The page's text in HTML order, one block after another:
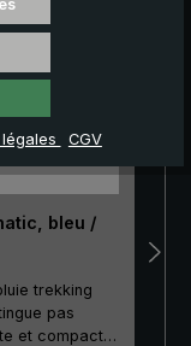
bleu /
trekking
pas
et compacte.
CGV